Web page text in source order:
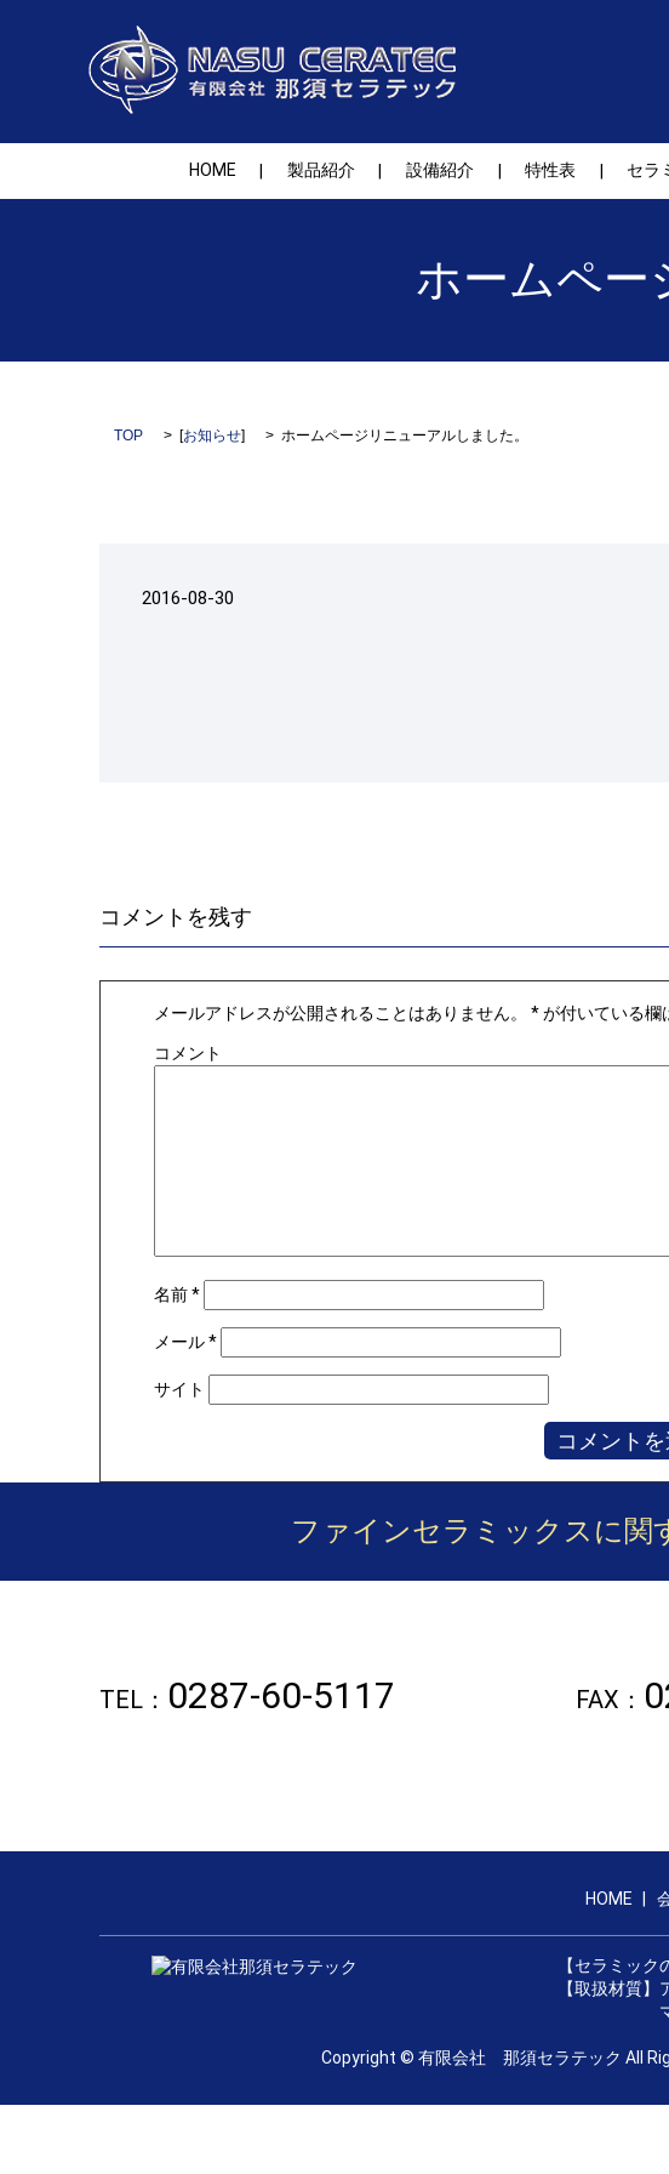
HOME 製品紹介 設備紹介 特性表 セラ
ホームペー
TOP [お知らせ] ホームページリニューアルしました。
2016-08-30
コメントを残す
メールアドレスが公開されることはありません。 *が付いている欄
コメント
名前*
メール*
サイト
ファインセラミックスに関
TEL： 0287-60-5117 FAX：
HOME
【セラミッ
【取扱材質
マコール
Copyright © 有限会社 那須セラテック All